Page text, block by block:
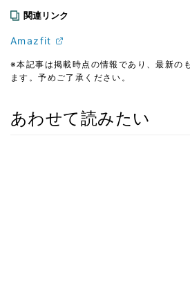
関連リンク
Amazfit
※本記事は掲載時点の情報であり、最新の
ます。予めご了承ください。
あわせて読みたい